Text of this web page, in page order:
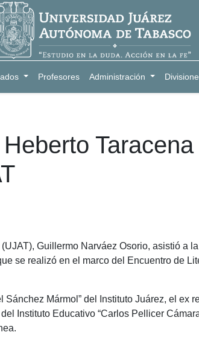
Profesores Administración
Guillermo Narváez Osorio, asistió a
se realizó en el marco del Encuentro de
Mármol” del Instituto Juárez, el ex
Instituto Educativo “Carlos Pellicer